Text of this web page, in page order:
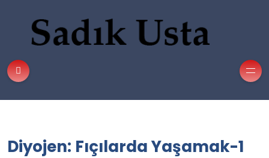
Diyojen: Fıçılarda Yaşamak-1